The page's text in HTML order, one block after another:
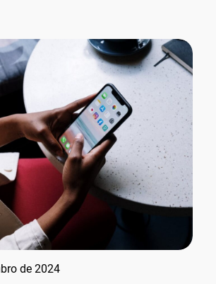
de 2024